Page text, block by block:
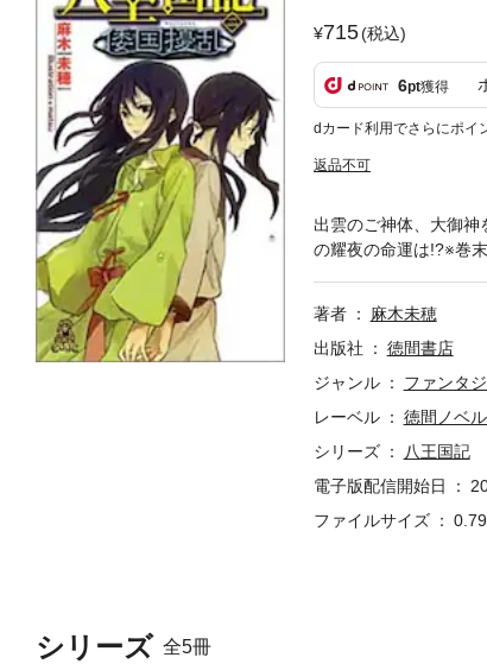
715(税込)
6pt獲得
dカード利用でさらにポイ
返品不可
シリーズ 全5冊
出雲のご神体、大御
の耀夜の命運は!?※巻
著者
麻木未穂
出版社
徳間書店
ジャンル
ファンタ
レーベル
徳間ノベ
シリーズ
八王国記
電子版配信開始日
ファイルサイズ